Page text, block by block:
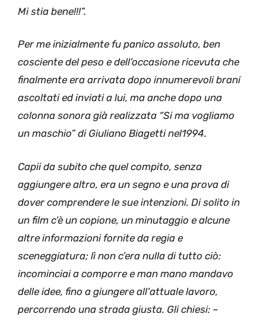
Mi stia bene!!!”.
Per me inizialmente fu panico assoluto, ben
cosciente del peso e dell’occasione ricevuta che
finalmente era arrivata dopo innumerevoli brani
ascoltati ed inviati a lui, ma anche dopo una
colonna sonora già realizzata “Si ma vogliamo
un maschio” di Giuliano Biagetti nel1994.
Capii da subito che quel compito, senza
aggiungere altro, era un segno e una prova di
dover comprendere le sue intenzioni. Di solito in
un film c’è un copione, un minutaggio e alcune
altre informazioni fornite da regia e
sceneggiatura; lì non c’era nulla di tutto ciò:
incominciai a comporre e man mano mandavo
delle idee, fino a giungere all’attuale lavoro,
percorrendo una strada giusta. Gli chiesi: –